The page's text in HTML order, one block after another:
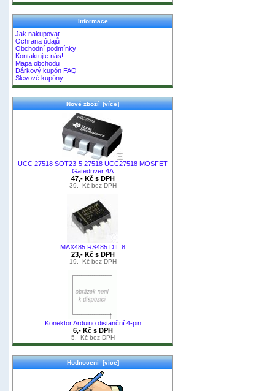
Informace
Jak nakupovat
Ochrana údajů
Obchodní podmínky
Kontaktujte nás!
Mapa obchodu
Dárkový kupón FAQ
Slevové kupóny
Nové zboží [více]
UCC 27518 SOT23-5 27518 UCC27518 MOSFET
Gatedriver 4A
47,- Kč s DPH
39,- Kč bez DPH
MAX485 RS485 DIL 8
23,- Kč s DPH
19,- Kč bez DPH
Konektor Arduino distanční 4-pin
6,- Kč s DPH
5,- Kč bez DPH
Hodnocení [více]